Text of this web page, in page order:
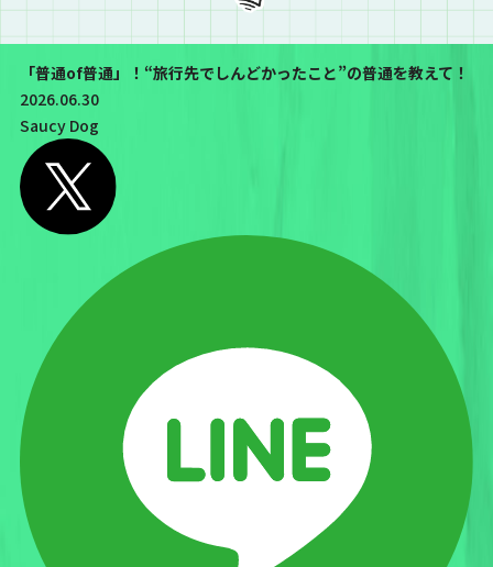
「普通of普通」！“旅行先でしんどかったこと”の普通を教えて！
2026.06.30
Saucy Dog